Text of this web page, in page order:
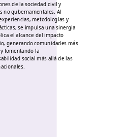
de la sociedad civil y
no gubernamentales. Al
metodologías y
se impulsa una sinergia
el alcance del impacto
generando comunidades más
fomentando la
social más allá de las